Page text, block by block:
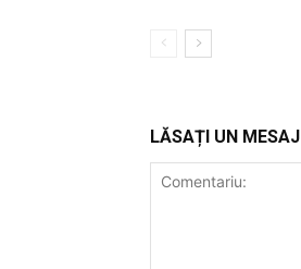
LĂSAȚI UN MESAJ